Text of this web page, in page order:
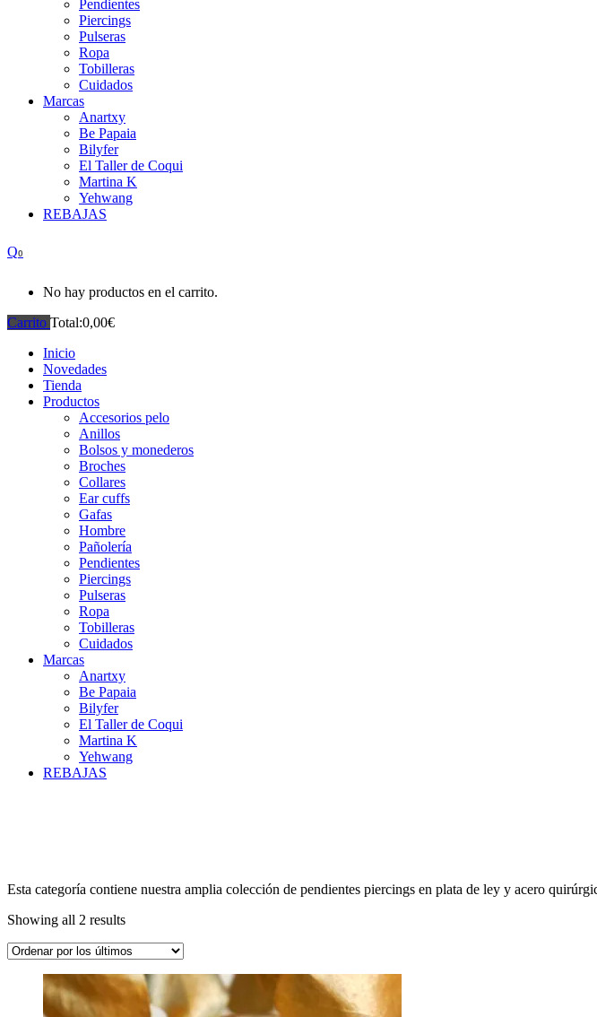
Pendientes
Piercings
Pulseras
Ropa
Tobilleras
Cuidados
Marcas
Anartxy
Be Papaia
Bilyfer
El Taller de Coqui
Martina K
Yehwang
REBAJAS
0
No hay productos en el carrito.
Carrito Total:0,00€
Inicio
Novedades
Tienda
Productos
Accesorios pelo
Anillos
Bolsos y monederos
Broches
Collares
Ear cuffs
Gafas
Hombre
Pañolería
Pendientes
Piercings
Pulseras
Ropa
Tobilleras
Cuidados
Marcas
Anartxy
Be Papaia
Bilyfer
El Taller de Coqui
Martina K
Yehwang
REBAJAS
Esta categoría contiene nuestra amplia colección de pendientes piercings en plata de ley y acero
Showing all 2 results